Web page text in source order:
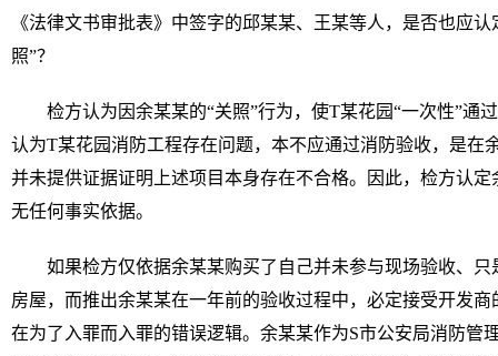
《法律文书审批表》中签字的邱某某、王某等人，是否也应
照”？
检方认为因余某某的“关照”行为，使T某花园“一次性”通
认为T某花园消防工程存在问题，本不应通过消防验收，是在
并未提供证据证明上述项目本身存在不合格。因此，检方认定
无任何事实依据。
如果检方仅依据余某某购买了自己并未参与现场验收、
房屋，而推出余某某在一年前的验收过程中，必定接受开发商
在为了入罪而入罪的错误逻辑。余某某作为S市公安局消防管